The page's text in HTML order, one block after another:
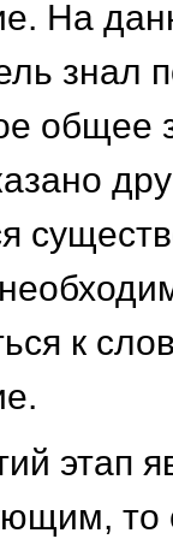
На
знал
общее
к
этап
то